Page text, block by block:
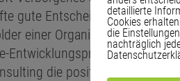
gute Entscheidungen für
einer Organisation zur
Entwicklungsprozess. Neben
die positiven
detaillierte
Cookies
die
nachträglich